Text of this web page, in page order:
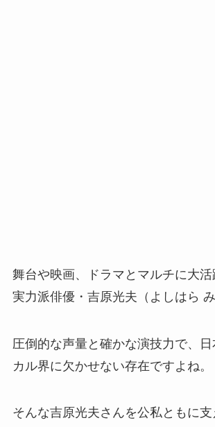
舞台や映画、ドラマとマルチに大
実力派俳優・吉原光夫（よしはら み
圧倒的な声量と確かな演技力で、
カル界に欠かせない存在ですよね。
そんな吉原光夫さんを公私ともに支